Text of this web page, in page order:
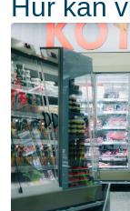
Hur kan